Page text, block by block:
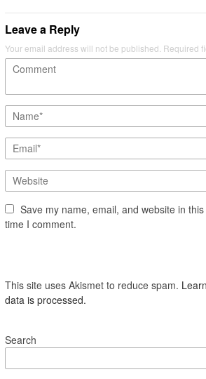
Leave a Reply
Your email address will not be published. Required
Save my name, email, and website in
time I comment.
This site uses Akismet to reduce spam.
data is processed.
Search